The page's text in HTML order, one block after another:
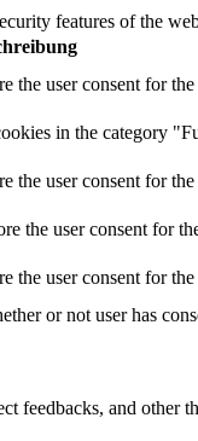
features of the
the user consent for
in the category
user consent for
the user consent for
user consent for
or not user has
feedbacks, and other